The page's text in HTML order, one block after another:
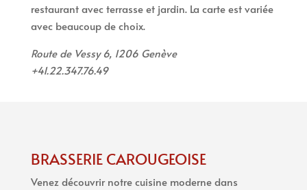
restaurant avec terrasse et jardin. La carte est variée
avec beaucoup de choix.
Route de Vessy 6, 1206 Genève
+41.22.347.76.49
BRASSERIE CAROUGEOISE
Venez découvrir notre cuisine moderne dans